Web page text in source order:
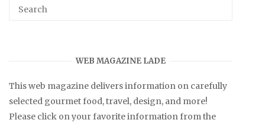
WEB MAGAZINE LADE
This web magazine delivers information on carefully
selected gourmet food, travel, design, and more!
Please click on your favorite information from the